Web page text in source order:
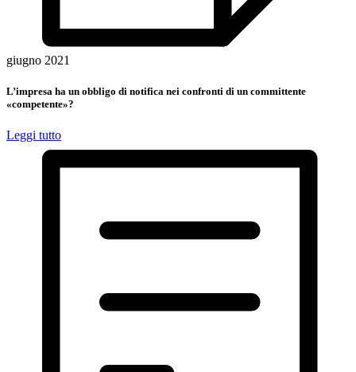
giugno 2021
L’impresa ha un obbligo di notifica nei confronti di un committente
«competente»?
Leggi tutto